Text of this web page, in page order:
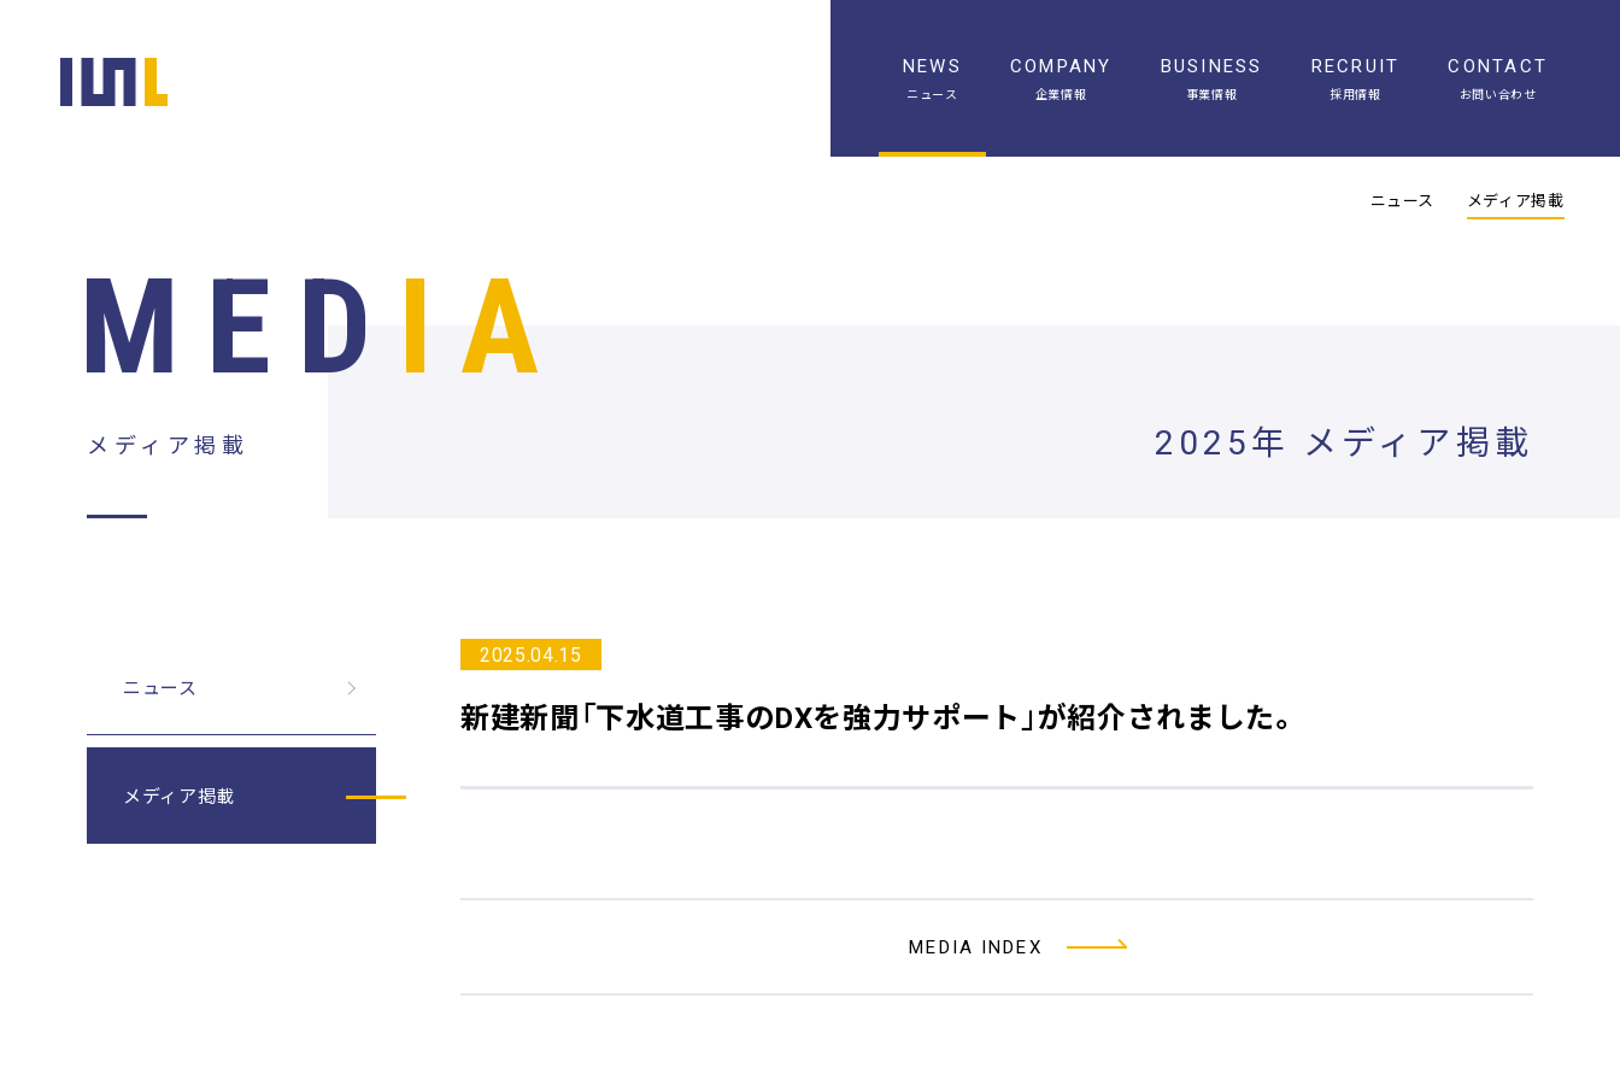
NEWS
ニュース
ニュース メディア掲載
COMPANY
企業情報
BUSINESS
事業情報
RECRUIT
採用情報
CONTACT
お問い合わせ
2025年 メディア掲載
MED IA
メディア掲載
ニュース
メディア掲載
2025.04.15
新建新聞「下水道工事のDXを強力サポート」が紹介されました。
MEDIA INDEX